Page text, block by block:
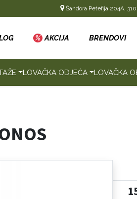
Šandora Petefija 204A,
% AKCIJA BRENDOVI
LOVAČKA ODJEĆA LOVAČKA